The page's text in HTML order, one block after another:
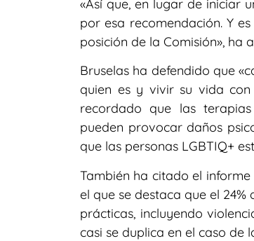
«Así que, en lugar de iniciar
por esa recomendación. Y
posición de la Comisión», ha
Bruselas ha defendido que
quien es y vivir su vida con
recordado que las
pueden provocar daños
que las personas LGBTIQ+
También ha citado el
el que se destaca que el
prácticas, incluyendo
casi se duplica en el caso de